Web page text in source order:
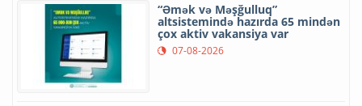
“Əmək və Məşğulluq”
altsistemində hazırda 65 mindən
çox aktiv vakansiya var
07-08-2026